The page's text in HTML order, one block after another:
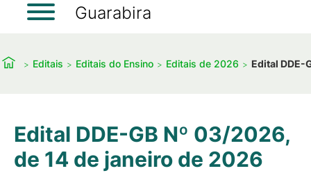
Guarabira
Editais Editais do Ensino Editais de 2026 Edital DDE-
Edital DDE-GB Nº 03/2026,
de 14 de janeiro de 2026